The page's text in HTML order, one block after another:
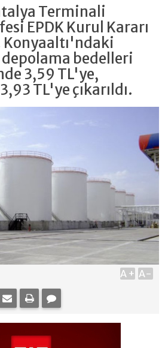
Terminali
EPDK Kurul Kararı
bedelleri
3,59 TL'ye,
TL'ye çıkarıldı.
A+ A-